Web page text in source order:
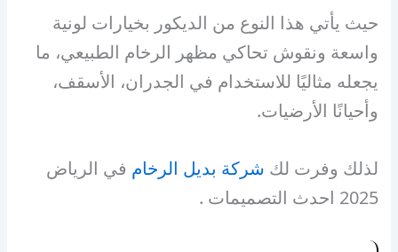
حيث يأتي هذا النوع من الديكور بخيارات لونية
واسعة ونقوش تحاكي مظهر الرخام الطبيعي، ما
يجعله مثاليًا للاستخدام في الجدران، الأسقف،
وأحيانًا الأرضيات.
لذلك وفرت لك شركة بديل الرخام في الرياض
2025 احدث التصميمات .